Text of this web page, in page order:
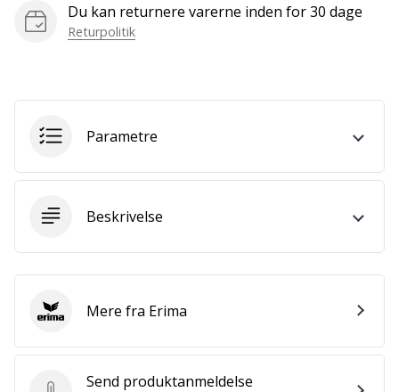
Bliv
en
Vis alle
artikler
Du kan returnere varerne inden for 30 dage
Returpolitik
Parametre
Beskrivelse
Send produktanmeldelse
ErimaMere fra Erima